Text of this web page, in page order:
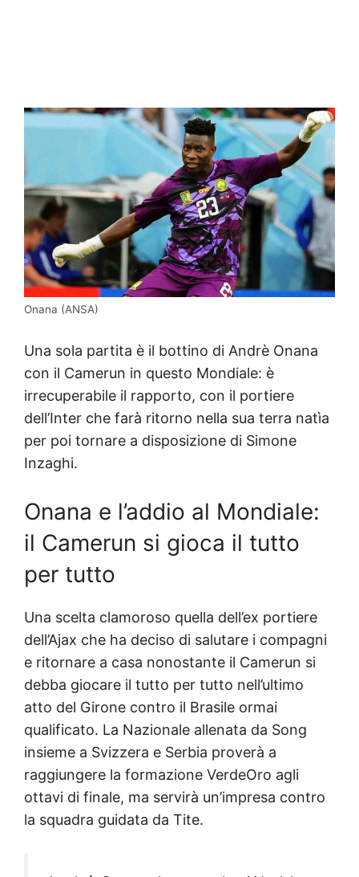
Onana (ANSA)
Una sola partita è il bottino di Andrè Onana
con il Camerun in questo Mondiale: è
irrecuperabile il rapporto, con il portiere
dell’Inter che farà ritorno nella sua terra natìa
per poi tornare a disposizione di Simone
Inzaghi.
Onana e l’addio al Mondiale:
il Camerun si gioca il tutto
per tutto
Una scelta clamoroso quella dell’ex portiere
dell’Ajax che ha deciso di salutare i compagni
e ritornare a casa nonostante il Camerun si
debba giocare il tutto per tutto nell’ultimo
atto del Girone contro il Brasile ormai
qualificato. La Nazionale allenata da Song
insieme a Svizzera e Serbia proverà a
raggiungere la formazione VerdeOro agli
ottavi di finale, ma servirà un’impresa contro
la squadra guidata da Tite.